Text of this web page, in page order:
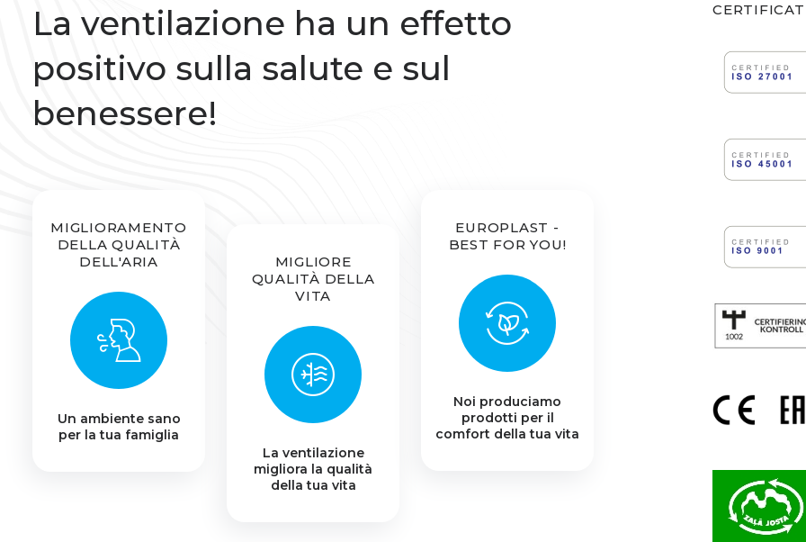
La ventilazione ha un effetto
positivo sulla salute e sul
benessere!
MIGLIORAMENTO
DELLA QUALITÀ
DELL'ARIA
Un ambiente sano
per la tua famiglia
MIGLIORE
QUALITÀ DELLA
VITA
La ventilazione
migliora la qualità
della tua vita
EUROPLAST -
BEST FOR YOU!
Noi produciamo
prodotti per il
comfort della tua vita